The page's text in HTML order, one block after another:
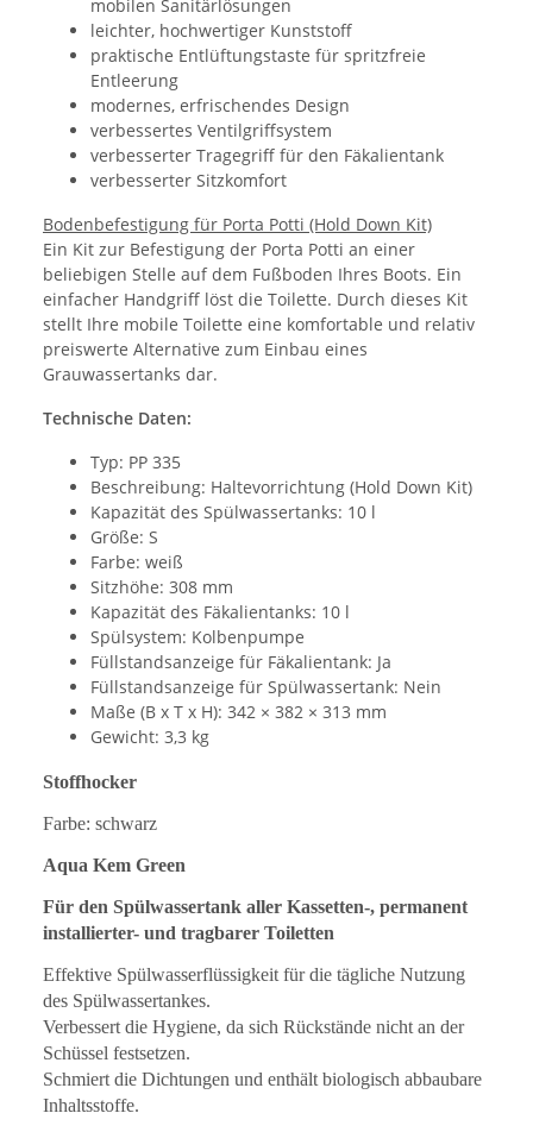
mobilen Sanitärlösungen
leichter, hochwertiger Kunststoff
praktische Entlüftungstaste für spritzfreie
Entleerung
modernes, erfrischendes Design
verbessertes Ventilgriffsystem
verbesserter Tragegriff für den Fäkalientank
verbesserter Sitzkomfort
Bodenbefestigung für Porta Potti (Hold Down Kit)
Ein Kit zur Befestigung der Porta Potti an einer
beliebigen Stelle auf dem Fußboden Ihres Boots. Ein
einfacher Handgriff löst die Toilette. Durch dieses Kit
stellt Ihre mobile Toilette eine komfortable und relativ
preiswerte Alternative zum Einbau eines
Grauwassertanks dar.
Technische Daten:
Typ: PP 335
Beschreibung: Haltevorrichtung (Hold Down Kit)
Kapazität des Spülwassertanks: 10 l
Größe: S
Farbe: weiß
Sitzhöhe: 308 mm
Kapazität des Fäkalientanks: 10 l
Spülsystem: Kolbenpumpe
Füllstandsanzeige für Fäkalientank: Ja
Füllstandsanzeige für Spülwassertank: Nein
Maße (B x T x H): 342 × 382 × 313 mm
Gewicht: 3,3 kg
Stoffhocker
Farbe: schwarz
Aqua Kem Green
Für den Spülwassertank aller Kassetten-, permanent
installierter- und tragbarer Toiletten
Effektive Spülwasserflüssigkeit für die tägliche Nutzung
des Spülwassertankes.
Verbessert die Hygiene, da sich Rückstände nicht an der
Schüssel festsetzen.
Schmiert die Dichtungen und enthält biologisch abbaubare
Inhaltsstoffe.